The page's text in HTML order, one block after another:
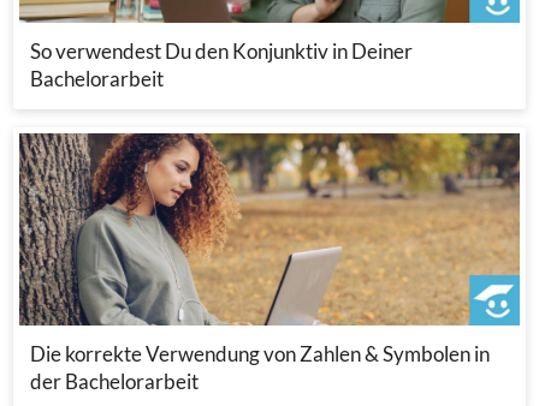
So verwendest Du den Konjunktiv in Deiner
Bachelorarbeit
Die korrekte Verwendung von Zahlen & Symbolen in
der Bachelorarbeit